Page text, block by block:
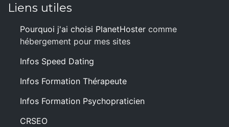
Liens utiles
Pourquoi j'ai choisi PlanetHoster comme
hébergement pour mes sites
Infos Speed Dating
Infos Formation Thérapeute
Infos Formation Psychopraticien
CRSEO